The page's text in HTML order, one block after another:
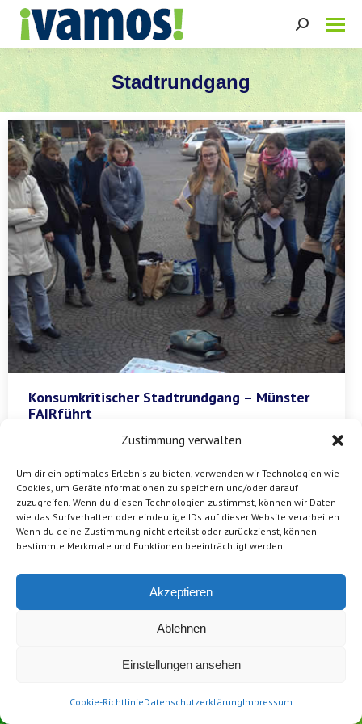
Zustimmung verwalten
Um dir ein optimales Erlebnis zu bieten, verwenden wir Technologien wie
Cookies, um Geräteinformationen zu speichern und/oder darauf
zuzugreifen. Wenn du diesen Technologien zustimmst, können wir Daten
wie das Surfverhalten oder eindeutige IDs auf dieser Website verarbeiten.
Wenn du deine Zustimmung nicht erteilst oder zurückziehst, können
bestimmte Merkmale und Funktionen beeinträchtigt werden.
Akzeptieren
Ablehnen
Einstellungen ansehen
Cookie-RichtlinieDatenschutzerklärungImpressum
Search:
Stadtrundgang
Sie befinden sich hier:
Konsumkritischer Stadtrundgang – Münster
FAIRführt
20. Juli 2018
wieder auf dieSpuren nachhaltiger Konsumansätze
in Münster.Mit interaktiven Methoden zeigen wir im
Rahmen unseres Rundgangs auf, was unser Konsum
hier im Globalen Norden mit den Menschen im